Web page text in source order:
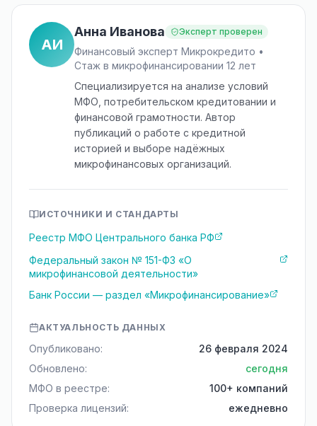
АИ
Анна Иванова Эксперт проверен
Финансовый эксперт Микрокредито •
Стаж в микрофинансировании 12 лет
Специализируется на анализе условий
МФО, потребительском кредитовании и
финансовой грамотности. Автор
публикаций о работе с кредитной
историей и выборе надёжных
микрофинансовых организаций.
ИСТОЧНИКИ И СТАНДАРТЫ
Реестр МФО Центрального банка РФ
Федеральный закон № 151-ФЗ «О
микрофинансовой деятельности»
Банк России — раздел «Микрофинансирование»
АКТУАЛЬНОСТЬ ДАННЫХ
Опубликовано:
26 февраля 2024
Обновлено:
сегодня
МФО в реестре:
100+ компаний
Проверка лицензий:
ежедневно